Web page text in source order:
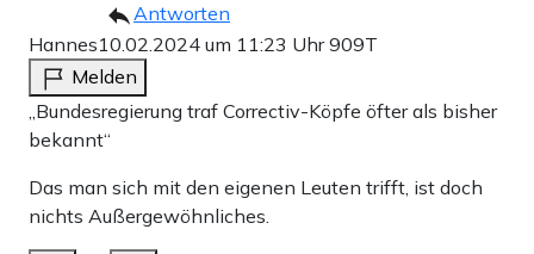
Antworten
Hannes10.02.2024 um 11:23 Uhr909T
Melden
„Bundesregierung traf Correctiv-Köpfe öfter als bisher
bekannt“
Das man sich mit den eigenen Leuten trifft, ist doch
nichts Außergewöhnliches.